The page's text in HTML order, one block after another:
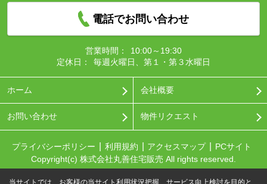
電話でお問い合わせ
営業時間：
10:00～19:30
定休日：
毎週火曜日、第１・第３水曜日
ホーム 会社概要
お問い合わせ 物件リクエスト
プライバシーポリシー 利用規約 アクセスマップ
PCサイト
Copyright(c) 株式会社丸善住宅販売 All rights reserved.
当サイトでは、お客様の当サイト利用状況把握、サービス向上検討を目的と